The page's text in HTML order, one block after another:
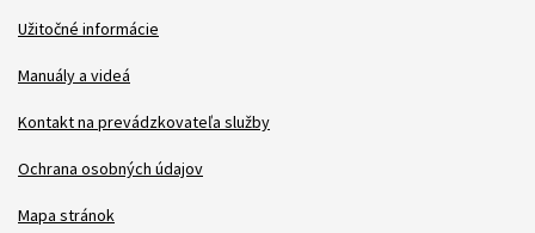
Patička
Užitočné informácie
Manuály a videá
Kontakt na prevádzkovateľa služby
Ochrana osobných údajov
Mapa stránok